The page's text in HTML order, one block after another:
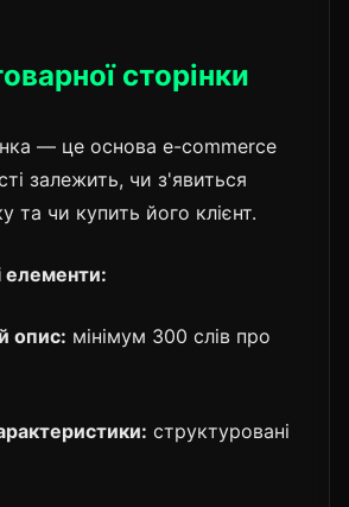
сторінки
— це основа e-commerce
залежить, чи з'явиться
та чи купить його клієнт.
елементи:
опис: мінімум 300 слів про
структуровані